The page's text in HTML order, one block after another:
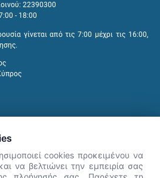
22390300
- 18:00
γίνεται από τις 7:00 μέχρι τις 16:00,
cookies προκειμένου να
να βελτιώνει την εμπειρία σας